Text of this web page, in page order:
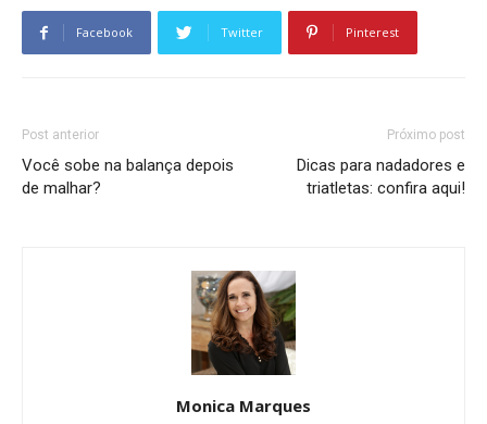
Facebook Twitter Pinterest
Post anterior
Você sobe na balança depois
de malhar?
Próximo post
Dicas para nadadores e
triatletas: confira aqui!
Monica Marques